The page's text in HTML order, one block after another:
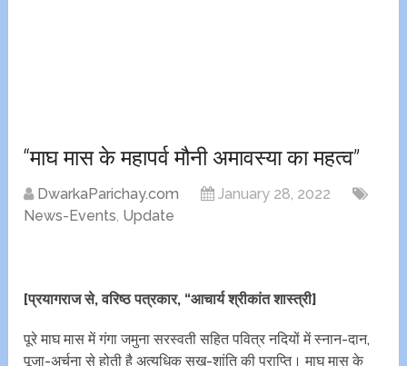
“माघ मास के महापर्व मौनी अमावस्या का महत्व”
DwarkaParichay.com
January 28, 2022
News-Events, Update
[प्रयागराज से, वरिष्ठ पत्रकार, “आचार्य श्रीकांत शास्त्री]
पूरे माघ मास में गंगा जमुना सरस्वती सहित पवित्र नदियों में स्नान-दान,
पूजा-अर्चना से होती है अत्यधिक सुख-शांति की प्राप्ति। माघ मास के